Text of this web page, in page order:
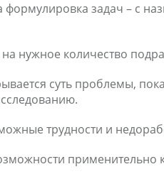
задач – с
нужное количество
суть проблемы,
трудности и
применительно